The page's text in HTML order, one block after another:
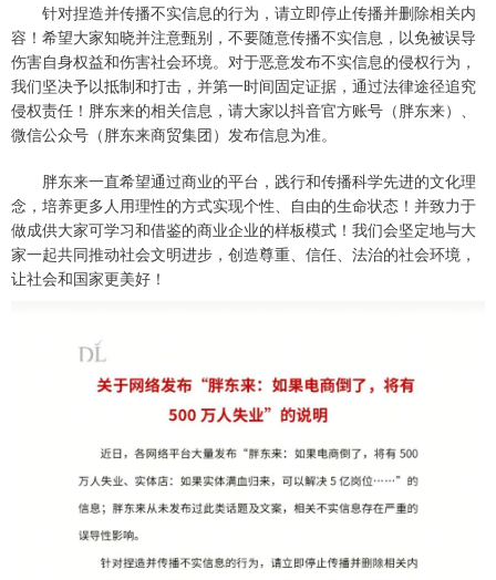
针对捏造并传播不实信息的行为，请立即停止传播并删除相关内
容！希望大家知晓并注意甄别，不要随意传播不实信息，以免被误导
伤害自身权益和伤害社会环境。对于恶意发布不实信息的侵权行为，
我们坚决予以抵制和打击，并第一时间固定证据，通过法律途径追究
侵权责任！胖东来的相关信息，请大家以抖音官方账号（胖东来）、
微信公众号（胖东来商贸集团）发布信息为准。
胖东来一直希望通过商业的平台，践行和传播科学先进的文化理
念，培养更多人用理性的方式实现个性、自由的生命状态！并致力于
做成供大家可学习和借鉴的商业企业的样板模式！我们会坚定地与大
家一起共同推动社会文明进步，创造尊重、信任、法治的社会环境，
让社会和国家更美好！